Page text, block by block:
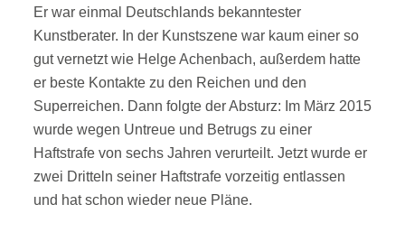
Er war einmal Deutschlands bekanntester
Kunstberater. In der Kunstszene war kaum einer so
gut vernetzt wie Helge Achenbach, außerdem hatte
er beste Kontakte zu den Reichen und den
Superreichen. Dann folgte der Absturz: Im März 2015
wurde wegen Untreue und Betrugs zu einer
Haftstrafe von sechs Jahren verurteilt. Jetzt wurde er
zwei Dritteln seiner Haftstrafe vorzeitig entlassen
und hat schon wieder neue Pläne.